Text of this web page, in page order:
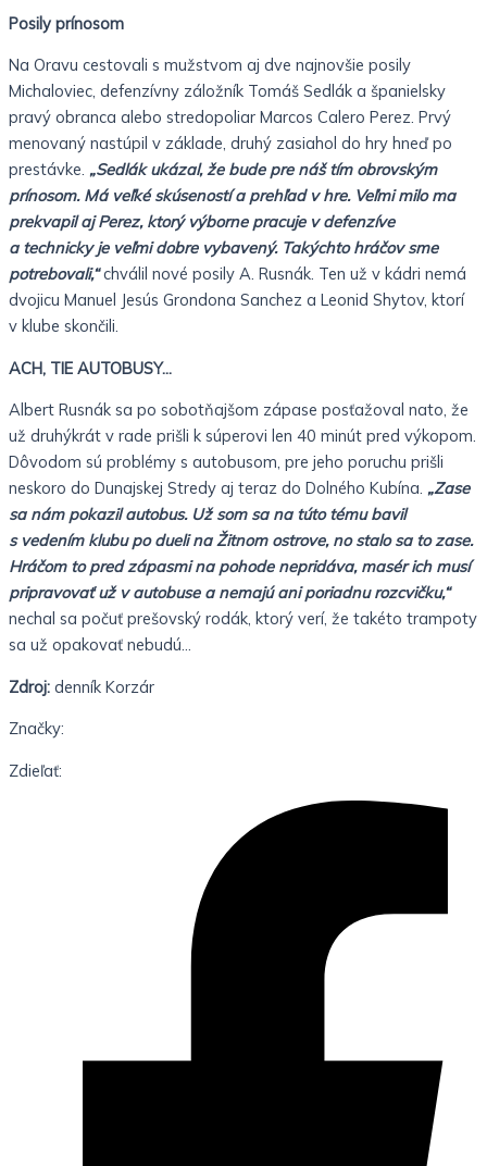
Posily prínosom
Na Oravu cestovali s mužstvom aj dve najnovšie posily
Michaloviec, defenzívny záložník Tomáš Sedlák a španielsky
pravý obranca alebo stredopoliar Marcos Calero Perez. Prvý
menovaný nastúpil v základe, druhý zasiahol do hry hneď po
prestávke. „Sedlák ukázal, že bude pre náš tím obrovským
prínosom. Má veľké skúseností a prehľad v hre. Veľmi milo ma
prekvapil aj Perez, ktorý výborne pracuje v defenzíve
a technicky je veľmi dobre vybavený. Takýchto hráčov sme
potrebovali,“chválil nové posily A. Rusnák. Ten už v kádri nemá
dvojicu Manuel Jesús Grondona Sanchez a Leonid Shytov, ktorí
v klube skončili.
ACH, TIE AUTOBUSY…
Albert Rusnák sa po sobotňajšom zápase posťažoval nato, že
už druhýkrát v rade prišli k súperovi len 40 minút pred výkopom.
Dôvodom sú problémy s autobusom, pre jeho poruchu prišli
neskoro do Dunajskej Stredy aj teraz do Dolného Kubína. „Zase
sa nám pokazil autobus. Už som sa na túto tému bavil
s vedením klubu po dueli na Žitnom ostrove, no stalo sa to zase.
Hráčom to pred zápasmi na pohode nepridáva, masér ich musí
pripravovať už v autobuse a nemajú ani poriadnu rozcvičku,“
nechal sa počuť prešovský rodák, ktorý verí, že takéto trampoty
sa už opakovať nebudú…
Zdroj: denník Korzár
Značky:
Zdieľať: